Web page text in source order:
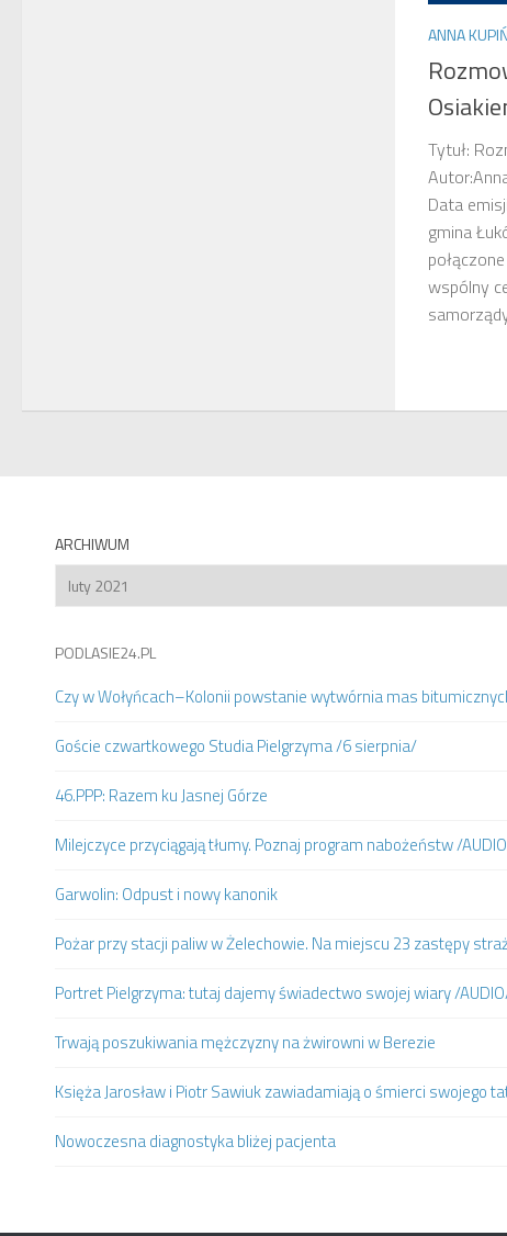
ANNA
Tytuł:
Data
gmina
wspólny
ARCHIWUM
Archiwum
PODLASIE24.PL
Czy w Wołyńcach–Kolonii powstanie wytwórnia mas
Goście czwartkowego Studia Pielgrzyma /6 sierpnia/
46.PPP: Razem ku Jasnej Górze
Milejczyce przyciągają tłumy. Poznaj program nabożeństw /
Garwolin: Odpust i nowy kanonik
Pożar przy stacji paliw w Żelechowie. Na miejscu 23 zastępy
Portret Pielgrzyma: tutaj dajemy świadectwo swojej wiary /
Trwają poszukiwania mężczyzny na żwirowni w Berezie
Księża Jarosław i Piotr Sawiuk zawiadamiają o śmierci swojego
Nowoczesna diagnostyka bliżej pacjenta